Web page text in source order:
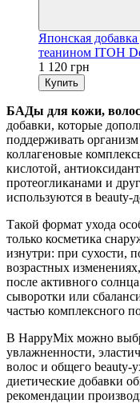
Японская
теанином ITOH
1 120 грн
Купить
БАДы для кожи,
добавки, которые
поддерживать
коллагеновые
кислотой,
протеогликанами и
используются в beauty-
Такой формат ухода
только косметика
изнутри: при сухости,
возрастных
после активного
сыворотки или
частью комплексного
В HappyMix можно
увлажненности,
волос и общего beauty-
диетические добавки
рекомендации